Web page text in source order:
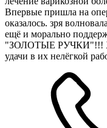
Впервые пришла на
оказалось. зря
ещё и морально
"ЗОЛОТЫЕ РУЧКИ"!!!
удачи в их нелёгкой